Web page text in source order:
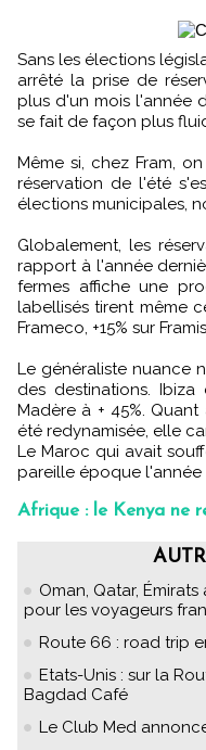
Sans les élections législatives et présidentielles qui avaient
arrêté la prise de
plus d'un mois l'année
se fait de façon plus
Même si, chez Fram,
réservation de l'été
élections municipales,
Globalement, les
rapport à l'année
fermes affiche une
labellisés tirent même
Frameco, +15% sur
Le généraliste nuance
des destinations. Ibiza
Madère à + 45%.
été redynamisée, elle
Le Maroc qui avait
pareille époque l'année
Afrique : le Kenya ne
Oman, Qatar,
pour les voyageurs
Route 66 : road trip
Etats-Unis : sur la
Bagdad Café
Le Club Med